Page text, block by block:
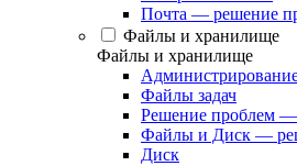
Почта — решение
Файлы и хранилище
Файлы и хранилище
Файлы задач
Решение проблем
Файлы и Диск —
Диск